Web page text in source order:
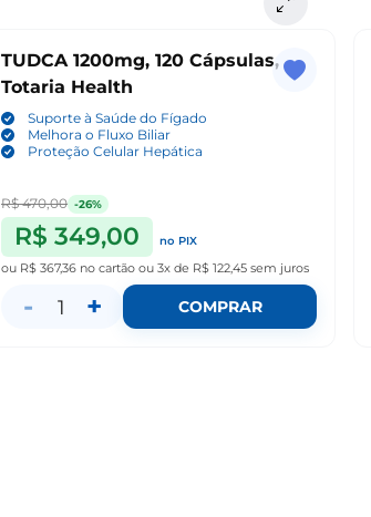
TUDCA 1200mg, 120 Cápsulas,
Totaria Health
Suporte à Saúde do Fígado
Melhora o Fluxo Biliar
Proteção Celular Hepática
R$ 470,00 -26%
R$ 349,00
no PIX
ou R$ 367,36 no cartão ou 3x de R$ 122,45 sem juros
- 1 + COMPRAR